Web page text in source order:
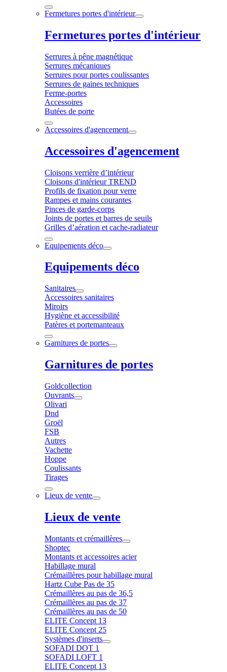
Fermetures portes d'intérieur
Fermetures portes d'intérieur
Serrures à pêne magnétique
Serrures mécaniques
Serrures pour portes coulissantes
Serrures de gaines techniques
Ferme-portes
Accessoires
Butées de porte
Accessoires d'agencement
Accessoires d'agencement
Cloisons verrière d’intérieur
Cloisons d'intérieur TREND
Profils de fixation pour verre
Rampes et mains courantes
Pinces de garde-corps
Joints de portes et barres de seuils
Grilles d’aération et cache-radiateur
Equipements déco
Equipements déco
Sanitaires
Accessoires sanitaires
Miroirs
Hygiène et accessibilité
Patères et portemanteaux
Garnitures de portes
Garnitures de portes
Goldcollection
Ouvrants
Olivari
Dnd
Groël
FSB
Autres
Vachette
Hoppe
Coulissants
Tirages
Lieux de vente
Lieux de vente
Montants et crémaillères
Shoptec
Montants et accessoires acier
Habillage mural
Crémaillères pour habillage mural
Hartz Cube Pas de 35
Crémaillères au pas de 36,5
Crémaillères au pas de 37
Crémaillères au pas de 50
ELITE Concept 13
ELITE Concept 25
Systèmes d'inserts
SOFADI DOT 1
SOFADI LOFT 1
ELITE Concept 13